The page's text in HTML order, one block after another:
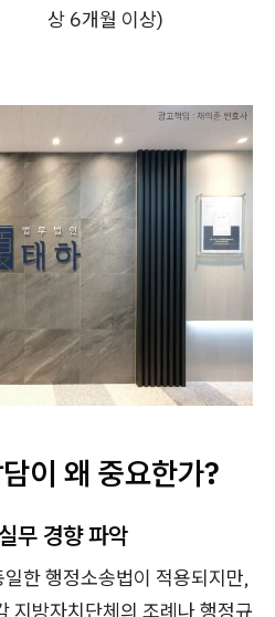
상 6개월 이상)
이 왜 중요한가?
무 경향 파악
한 행정소송법이 적용되지만,
지방자치단체의 조례나 행정규